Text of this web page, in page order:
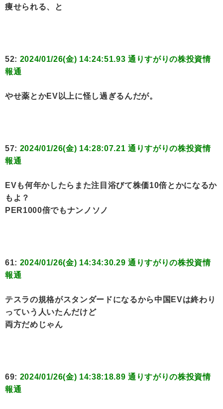
痩せられる、と
52: 2024/01/26(金) 14:24:51.93 通りすがりの株投資情
報通
やせ薬とかEV以上に怪し過ぎるんだが。
57: 2024/01/26(金) 14:28:07.21 通りすがりの株投資情
報通
EVも何年かしたらまた注目浴びて株価10倍とかになるか
もよ？
PER1000倍でもナンノソノ
61: 2024/01/26(金) 14:34:30.29 通りすがりの株投資情
報通
テスラの規格がスタンダードになるから中国EVは終わり
っていう人いたんだけど
両方だめじゃん
69: 2024/01/26(金) 14:38:18.89 通りすがりの株投資情
報通